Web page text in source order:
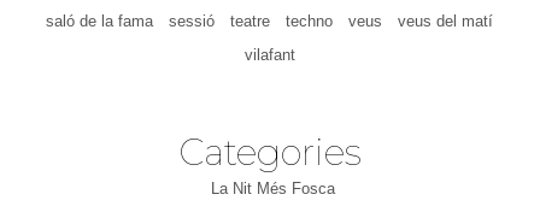
saló de la fama
sessió teatre techno veus
veus del matí
vilafant
Categories
La Nit Més Fosca